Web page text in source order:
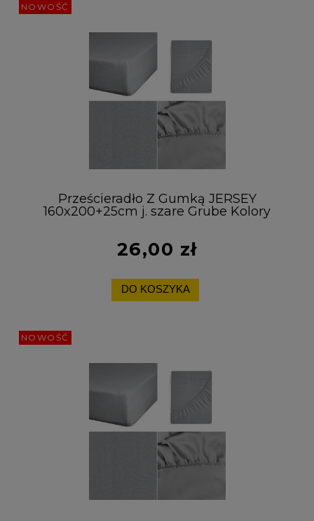
Prześcieradło Z Gumką JERSEY
160x200+25cm j. szare Grube Kolory
26,00 zł
DO KOSZYKA
NOWOŚĆ
NOWOŚĆ